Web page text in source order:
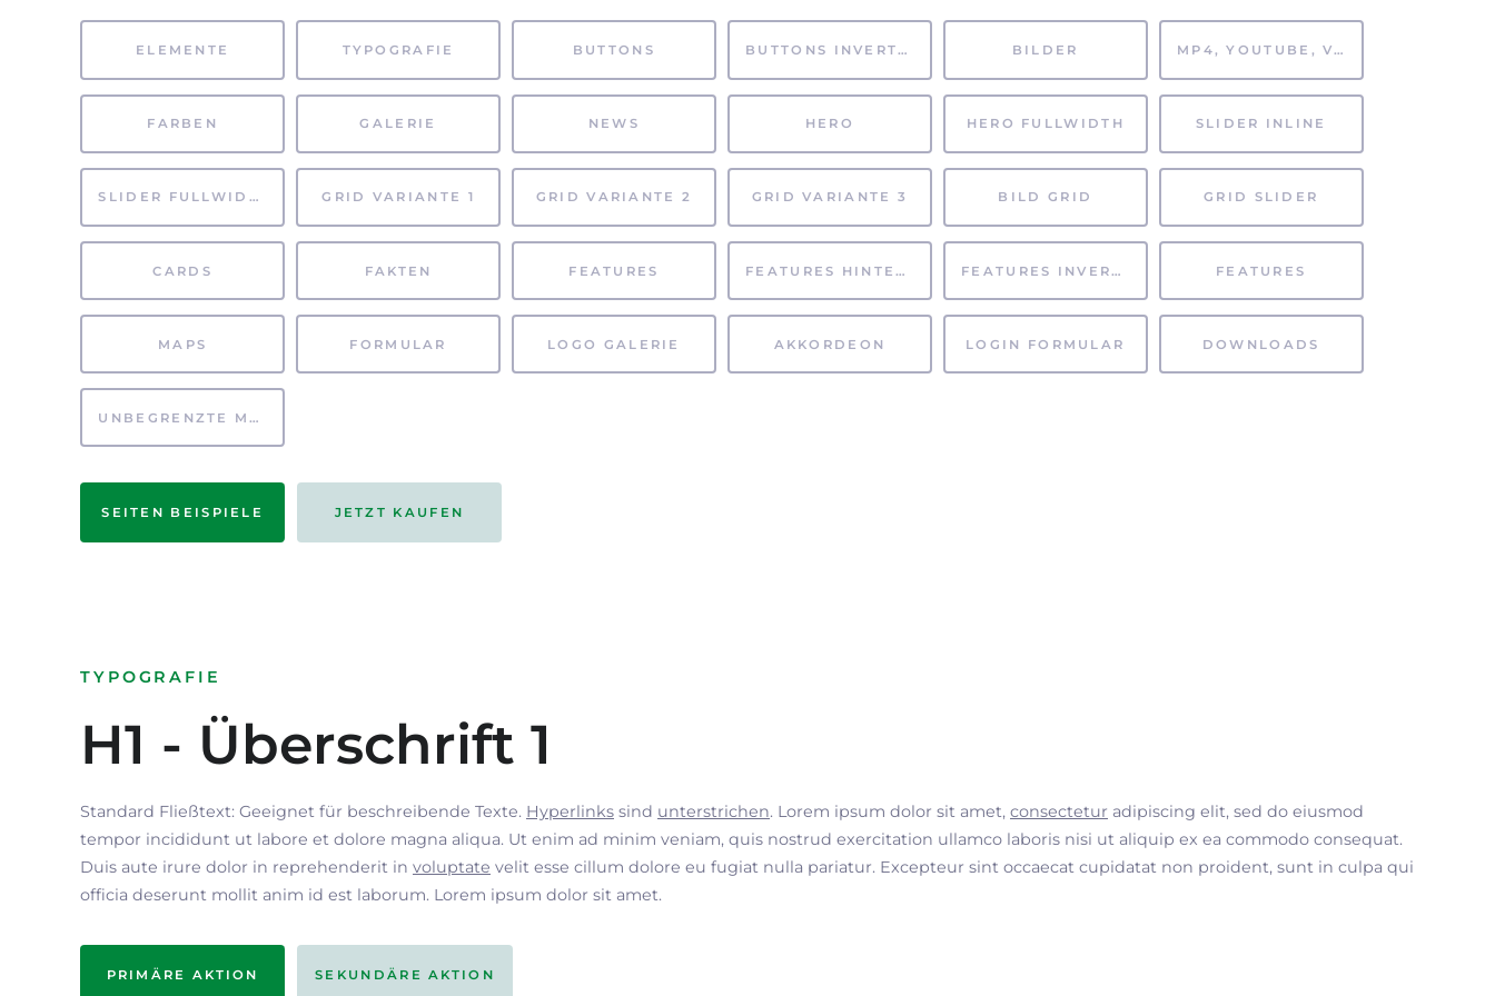
ELEMENTE TYPOGRAFIE BUTTONS BUTTONS INVERTIERT BILDER MP4, YOUTUBE, VIMEO
FARBEN GALERIE NEWS HERO HERO FULLWIDTH SLIDER INLINE
SLIDER FULLWIDTH GRID VARIANTE 1 GRID VARIANTE 2 GRID VARIANTE 3 BILD GRID GRID SLIDER
CARDS FAKTEN FEATURES FEATURES HINTERGRUND FEATURES INVERTIERT FEATURES
MAPS FORMULAR LOGO GALERIE AKKORDEON LOGIN FORMULAR DOWNLOADS
UNBEGRENZTE MÖGLICHKEITEN
SEITEN BEISPIELE JETZT KAUFEN
TYPOGRAFIE
H1 - Überschrift 1
Standard Fließtext: Geeignet für beschreibende Texte. Hyperlinks sind unterstrichen. Lorem ipsum dolor sit amet, consectetur adipiscing elit, sed do eiusmod
tempor incididunt ut labore et dolore magna aliqua. Ut enim ad minim veniam, quis nostrud exercitation ullamco laboris nisi ut aliquip ex ea commodo consequat.
Duis aute irure dolor in reprehenderit in voluptate velit esse cillum dolore eu fugiat nulla pariatur. Excepteur sint occaecat cupidatat non proident, sunt in culpa qui
officia deserunt mollit anim id est laborum. Lorem ipsum dolor sit amet.
PRIMÄRE AKTION SEKUNDÄRE AKTION